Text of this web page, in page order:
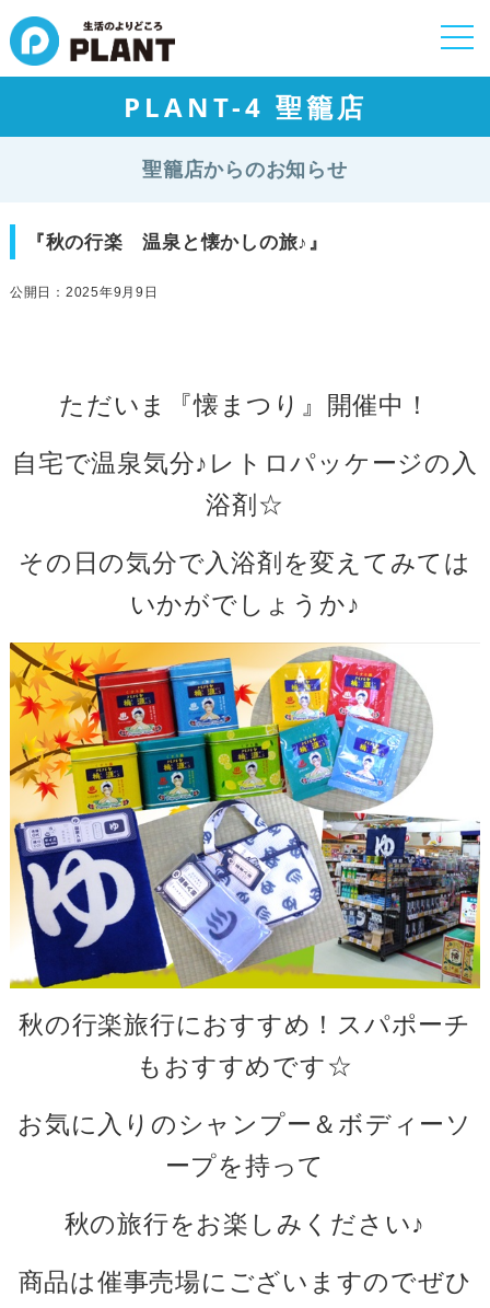
PLANT-4 聖籠店
聖籠店からのお知らせ
『秋の行楽 温泉と懐かしの旅♪』
公開日：2025年9月9日
ただいま『懐まつり』開催中！
自宅で温泉気分♪レトロパッケージの入
浴剤☆
その日の気分で入浴剤を変えてみては
いかがでしょうか♪
秋の行楽旅行におすすめ！スパポーチ
もおすすめです☆
お気に入りのシャンプー＆ボディーソ
ープを持って
秋の旅行をお楽しみください♪
商品は催事売場にございますのでぜひ